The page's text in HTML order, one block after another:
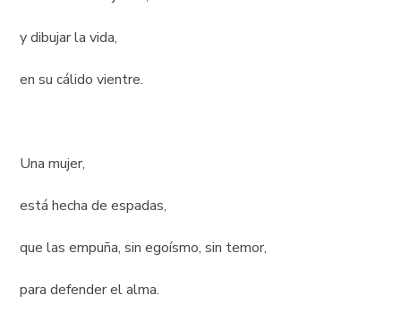
y dibujar la vida,
en su cálido vientre.
Una mujer,
está hecha de espadas,
que las empuña, sin egoísmo, sin temor,
para defender el alma.